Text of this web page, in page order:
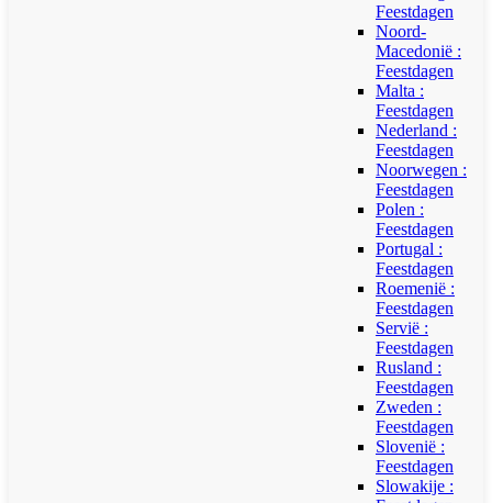
Feestdagen
Noord-
Macedonië :
Feestdagen
Malta :
Feestdagen
Nederland :
Feestdagen
Noorwegen :
Feestdagen
Polen :
Feestdagen
Portugal :
Feestdagen
Roemenië :
Feestdagen
Servië :
Feestdagen
Rusland :
Feestdagen
Zweden :
Feestdagen
Slovenië :
Feestdagen
Slowakije :